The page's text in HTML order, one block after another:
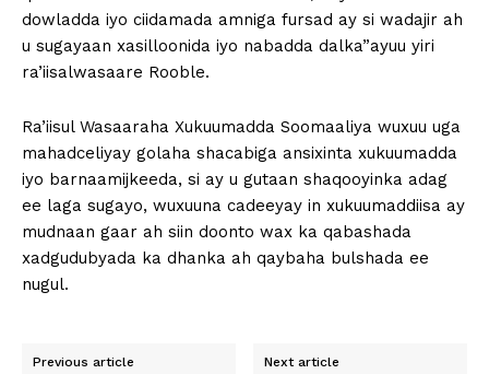
dowladda iyo ciidamada amniga fursad ay si wadajir ah
u sugayaan xasilloonida iyo nabadda dalka”ayuu yiri
ra’iisalwasaare Rooble.
Ra’iisul Wasaaraha Xukuumadda Soomaaliya wuxuu uga
mahadceliyay golaha shacabiga ansixinta xukuumadda
iyo barnaamijkeeda, si ay u gutaan shaqooyinka adag
ee laga sugayo, wuxuuna cadeeyay in xukuumaddiisa ay
mudnaan gaar ah siin doonto wax ka qabashada
xadgudubyada ka dhanka ah qaybaha bulshada ee
nugul.
Previous article Next article